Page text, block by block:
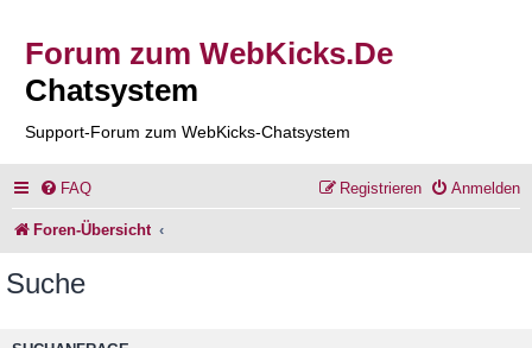
Forum zum WebKicks.De
Chatsystem
Support-Forum zum WebKicks-Chatsystem
FAQ Anmelden
Registrieren
Foren-Übersicht
Suche